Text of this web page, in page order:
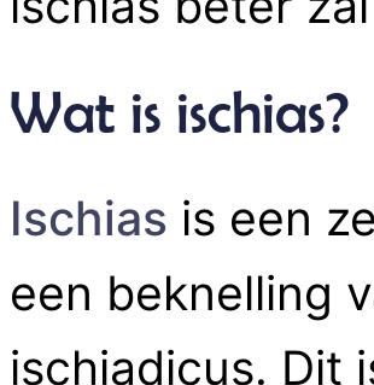
Wat is ischias?
Ischias is een
een beknelling
ischiadicus. Dit